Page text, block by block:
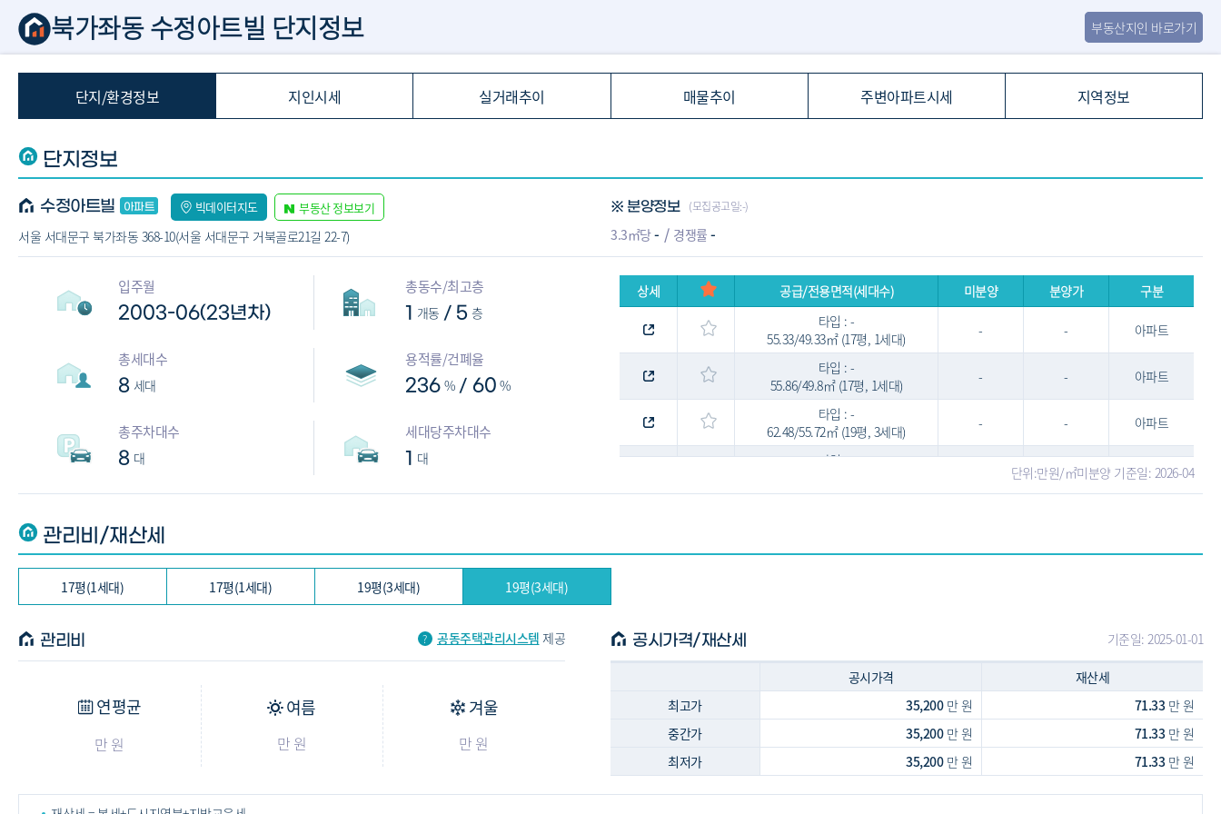
북가좌동 수정아트빌 단지정보 부동산지인 바로가기
단지/환경정보 지인시세 실거래추이 매물추이 주변아파트시세 지역정보
단지정보
수정아트빌 빅데이터지도 부동산 정보보기
서울 서대문구 북가좌동 368-10(서울 서대문구 거북골로21길 22-7)
※ 분양정보 (모집공고일:-)
3.3㎡당- 경쟁률 -
입주월
2003-06(23년차)
총동수/최고층
1 개동 / 5 층
총세대수
8 세대
용적률/건폐율
236 % / 60 %
총주차대수
8 대
세대당주차대수
1 대
상세 공급/전용면적(세대수) 미분양 분양가
구분
타입 : -
55.33/49.33㎡ (17평, 1세대)
- - 아파트
타입 : -
55.86/49.8㎡ (17평, 1세대)
- - 아파트
타입 : -
62.48/55.72㎡ (19평, 3세대)
- - 아파트
타입 : -
- 아파트
단위:만원/㎡미분양 기준일: 2026-04
관리비/재산세
17평(1세대) 17평(1세대) 19평(3세대) 19평(3세대)
관리비 공동주택관리시스템 제공
연평균
만 원
여름
만 원
겨울
만 원
공시가격/재산세 기준일: 2025-01-01
공시가격
재산세
최고가
35,200만 원 71.33만 원
중간가
35,200만 원 71.33만 원
최저가
35,200만 원 71.33만 원